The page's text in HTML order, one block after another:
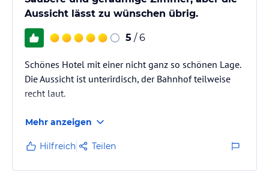
Aussicht lässt zu wünschen übrig.
5 / 6
Schönes Hotel mit einer nicht ganz so schönen Lage.
Die Aussicht ist unterirdisch, der Bahnhof teilweise
recht laut.
Mehr anzeigen
Hilfreich Teilen